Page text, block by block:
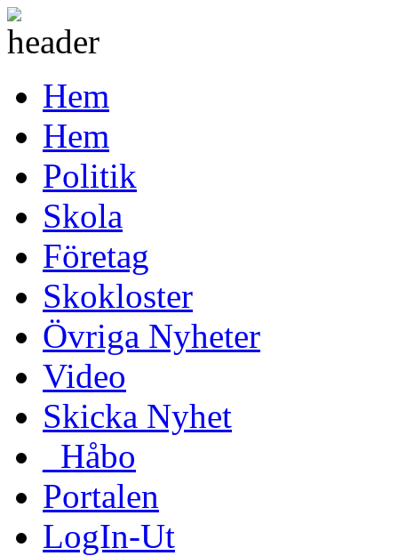
Hem
Hem
Politik
Skola
Företag
Skokloster
Övriga Nyheter
Video
Skicka Nyhet
_Håbo
Portalen
LogIn-Ut